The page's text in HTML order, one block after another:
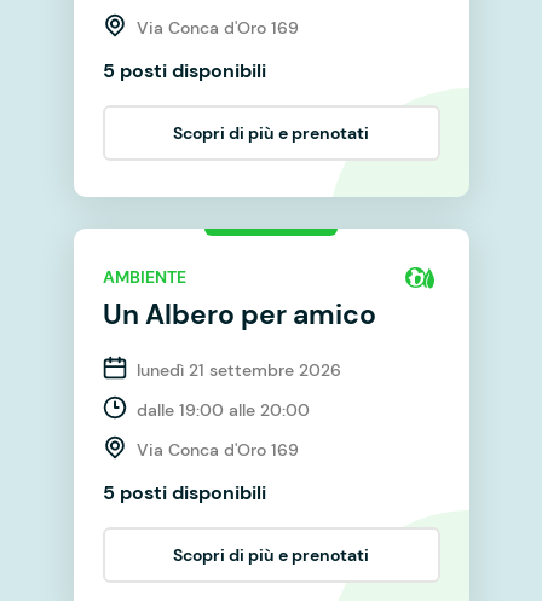
Via Conca d'Oro 169
5 posti disponibili
Scopri di più e prenotati
AMBIENTE
Un Albero per amico
lunedì 21 settembre 2026
dalle 19:00 alle 20:00
Via Conca d'Oro 169
5 posti disponibili
Scopri di più e prenotati